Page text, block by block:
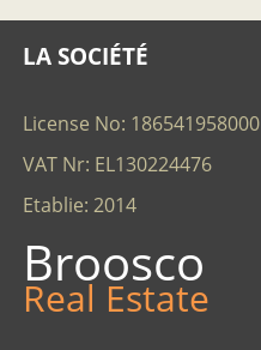
LA SOCIÉTÉ
License No: 186541958000
VAT Nr: EL130224476
Etablie: 2014
Broosco
Real Estate